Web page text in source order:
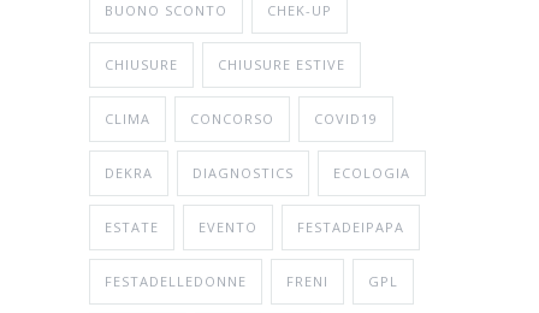
BUONO SCONTO CHEK-UP
CHIUSURE CHIUSURE ESTIVE
CLIMA CONCORSO COVID19
DEKRA DIAGNOSTICS ECOLOGIA
ESTATE EVENTO FESTADEIPAPA
FESTADELLEDONNE FRENI GPL